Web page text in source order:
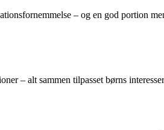
– og en god portion
– alt sammen tilpasset børns